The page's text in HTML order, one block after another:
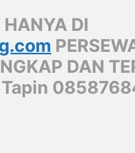
HANYA DI
DAN